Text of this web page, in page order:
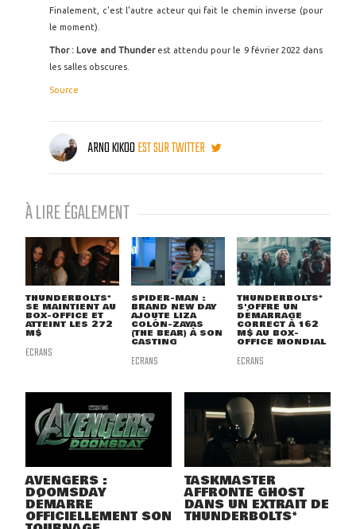
Finalement, c'est l'autre acteur qui fait le chemin inverse (pour
le moment).
Thor : Love and Thunder est attendu pour le 9 février 2022 dans
les salles obscures.
Source
ARNO KIKOOEST SUR TWITTER
À LIRE ÉGALEMENT
THUNDERBOLTS*
SE MAINTIENT AU
BOX-OFFICE ET
ATTEINT LES 272
M$
ECRANS
SPIDER-MAN :
BRAND NEW DAY
AJOUTE LIZA
COLÓN-ZAYAS
(THE BEAR) À SON
CASTING
ECRANS
THUNDERBOLTS*
S'OFFRE UN
DÉMARRAGE
CORRECT À 162
M$ AU BOX-
OFFICE MONDIAL
ECRANS
AVENGERS :
DOOMSDAY
DÉMARRE
OFFICIELLEMENT SON
TASKMASTER
AFFRONTE GHOST
DANS UN EXTRAIT DE
THUNDERBOLTS*